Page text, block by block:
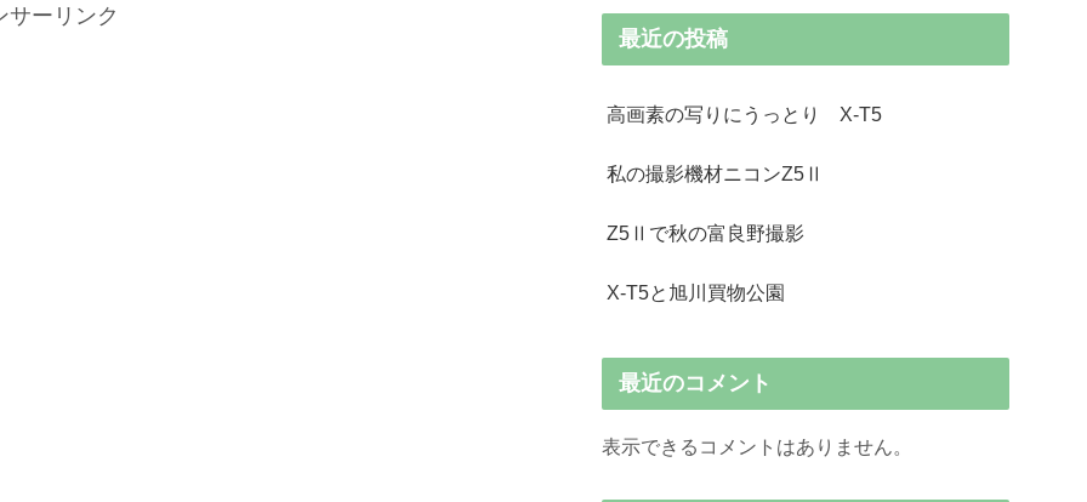
サーリンク
最近の投稿
高画素の写りにうっとり X-T5
私の撮影機材ニコンZ5Ⅱ
Z5Ⅱで秋の富良野撮影
X-T5と旭川買物公園
最近のコメント
表示できるコメントはありません。